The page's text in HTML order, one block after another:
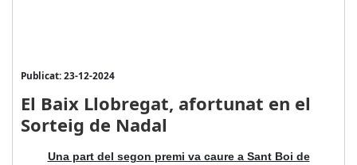
Publicat: 23-12-2024
El Baix Llobregat, afortunat en el
Sorteig de Nadal
Una part del segon premi va caure a Sant Boi de